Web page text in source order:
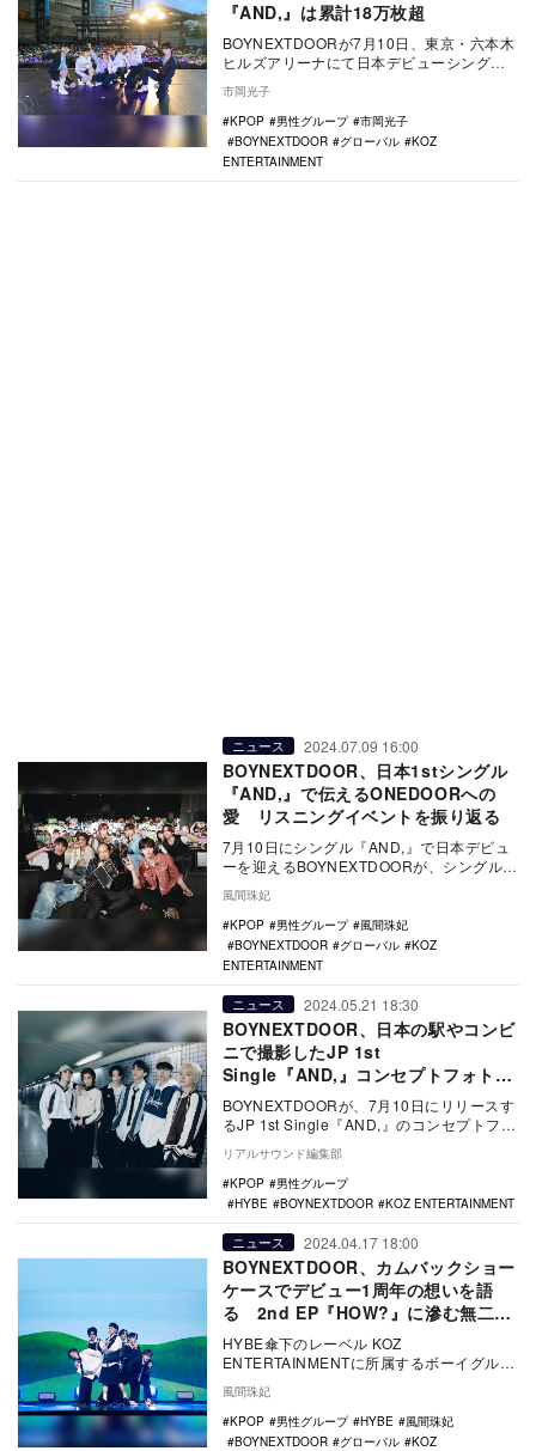
『AND,』は累計18万枚超
BOYNEXTDOORが7月10日、東京・六本木
ヒルズアリーナにて日本デビューシングル
『AND,』の発売記念ショーケースを開催。
…
市岡光子
KPOP
男性グループ
市岡光子
BOYNEXTDOOR
グローバル
KOZ
ENTERTAINMENT
ニュース 2024.07.09 16:00
BOYNEXTDOOR、日本1stシングル
『AND,』で伝えるONEDOORへの
愛 リスニングイベントを振り返る
7月10日にシングル『AND,』で日本デビュ
ーを迎えるBOYNEXTDOORが、シングル収
風間珠妃
KPOP
男性グループ
風間珠妃
BOYNEXTDOOR
グローバル
KOZ
ENTERTAINMENT
ニュース 2024.05.21 18:30
BOYNEXTDOOR、日本の駅やコンビ
ニで撮影したJP 1st
Single『AND,』コンセプトフォト第
2弾公開
BOYNEXTDOORが、7月10日にリリースす
るJP 1st Single『AND,』のコンセプトフォ
ト第2弾を公開した。 …
リアルサウンド編集部
KPOP
男性グループ
HYBE
BOYNEXTDOOR KOZ ENTERTAINMENT
ニュース 2024.04.17 18:00
BOYNEXTDOOR、カムバックショー
ケースでデビュー1周年の想いを語
る 2nd EP『HOW?』に滲む無二の
感性
HYBE傘下のレーベル KOZ
ENTERTAINMENTに所属するボーイグルー
風間珠妃
KPOP
男性グループ HYBE
風間珠妃
BOYNEXTDOOR
グローバル
KOZ